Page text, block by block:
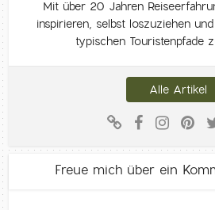
Mit über 20 Jahren
inspirieren, selbst loszuziehen
typischen Touristenpfade
Alle Artikel
Freue mich über ein